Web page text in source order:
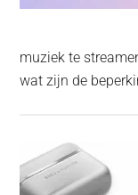
muziek te
wat zijn de